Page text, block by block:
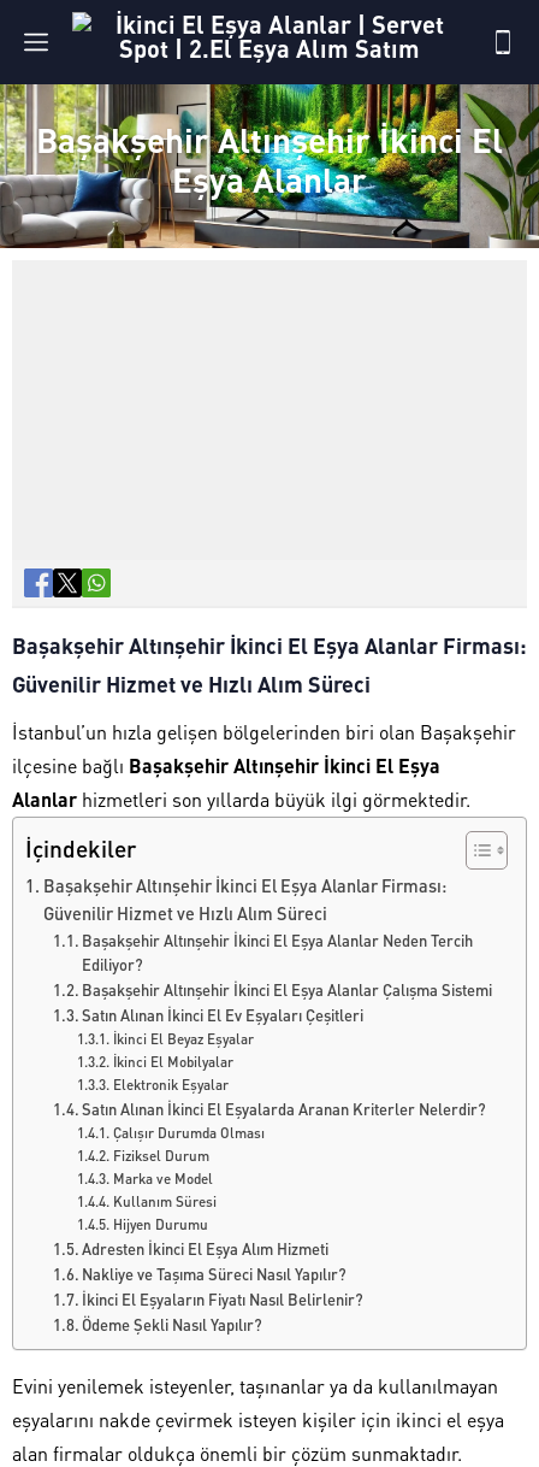
Başakşehir Altınşehir İkinci El
Eşya Alanlar
Başakşehir Altınşehir İkinci El Eşya Alanlar Firması:
Güvenilir Hizmet ve Hızlı Alım Süreci
İstanbul’un hızla gelişen bölgelerinden biri olan Başakşehir
ilçesine bağlı Başakşehir Altınşehir İkinci El Eşya
Alanlar hizmetleri son yıllarda büyük ilgi görmektedir.
İçindekiler
Başakşehir Altınşehir İkinci El Eşya Alanlar Firması:
Güvenilir Hizmet ve Hızlı Alım Süreci
Başakşehir Altınşehir İkinci El Eşya Alanlar Neden Tercih
Ediliyor?
Başakşehir Altınşehir İkinci El Eşya Alanlar Çalışma Sistemi
Satın Alınan İkinci El Ev Eşyaları Çeşitleri
İkinci El Beyaz Eşyalar
İkinci El Mobilyalar
Elektronik Eşyalar
Satın Alınan İkinci El Eşyalarda Aranan Kriterler Nelerdir?
Çalışır Durumda Olması
Fiziksel Durum
Marka ve Model
Kullanım Süresi
Hijyen Durumu
Adresten İkinci El Eşya Alım Hizmeti
Nakliye ve Taşıma Süreci Nasıl Yapılır?
İkinci El Eşyaların Fiyatı Nasıl Belirlenir?
Ödeme Şekli Nasıl Yapılır?
Evini yenilemek isteyenler, taşınanlar ya da kullanılmayan
eşyalarını nakde çevirmek isteyen kişiler için ikinci el eşya
alan firmalar oldukça önemli bir çözüm sunmaktadır.